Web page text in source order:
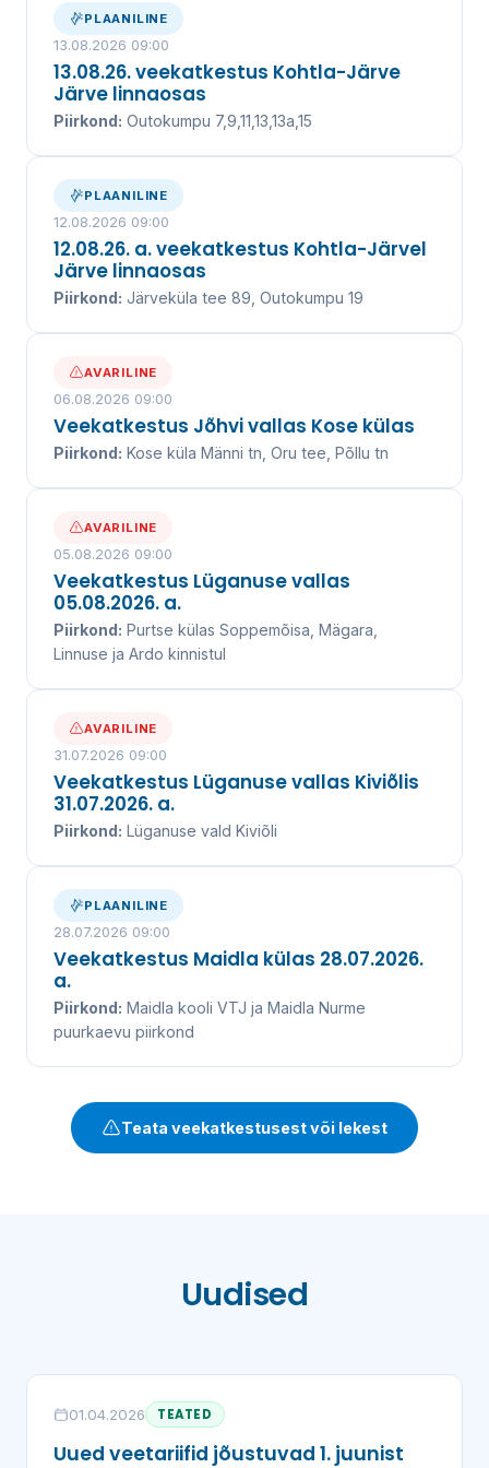
kanalisatsiooniteenuse juba üle 20 aasta.
VEEKATKESTUSED
PLAANILINE
13.08.2026 09:00
13.08.26. veekatkestus Kohtla-Järve
Järve linnaosas
Piirkond: Outokumpu 7,9,11,13,13a,15
PLAANILINE
12.08.2026 09:00
12.08.26. a. veekatkestus Kohtla-Järvel
Järve linnaosas
Piirkond: Järveküla tee 89, Outokumpu 19
AVARILINE
06.08.2026 09:00
Veekatkestus Jõhvi vallas Kose külas
Piirkond: Kose küla Männi tn, Oru tee, Põllu tn
AVARILINE
05.08.2026 09:00
Veekatkestus Lüganuse vallas
05.08.2026. a.
Piirkond: Purtse külas Soppemõisa, Mägara,
Linnuse ja Ardo kinnistul
AVARILINE
31.07.2026 09:00
Veekatkestus Lüganuse vallas Kiviõlis
31.07.2026. a.
Piirkond: Lüganuse vald Kiviõli
PLAANILINE
28.07.2026 09:00
Veekatkestus Maidla külas 28.07.2026.
a.
Piirkond: Maidla kooli VTJ ja Maidla Nurme
puurkaevu piirkond
Teata veekatkestusest või lekest
Uudised
01.04.2026 TEATED
Uued veetariifid jõustuvad 1. juunist